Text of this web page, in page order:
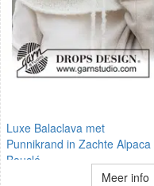
Luxe Balaclava met
Punnikrand in Zachte Alpaca
Bouclé
Meer info